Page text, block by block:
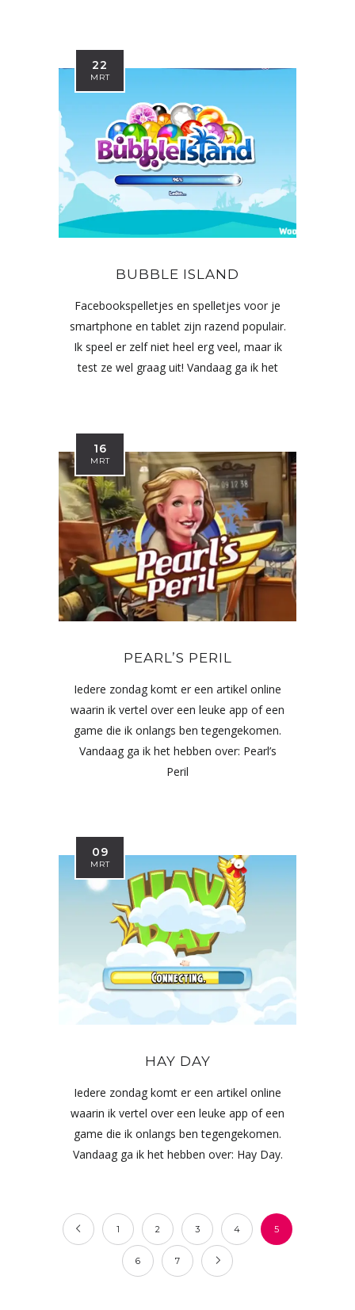
22
MRT
BUBBLE ISLAND
Facebookspelletjes en spelletjes voor je
smartphone en tablet zijn razend populair.
Ik speel er zelf niet heel erg veel, maar ik
test ze wel graag uit! Vandaag ga ik het
16
MRT
PEARL’S PERIL
Iedere zondag komt er een artikel online
waarin ik vertel over een leuke app of een
game die ik onlangs ben tegengekomen.
Vandaag ga ik het hebben over: Pearl’s
Peril
09
MRT
HAY DAY
Iedere zondag komt er een artikel online
waarin ik vertel over een leuke app of een
game die ik onlangs ben tegengekomen.
Vandaag ga ik het hebben over: Hay Day.
1 2 3 4 5
6 7